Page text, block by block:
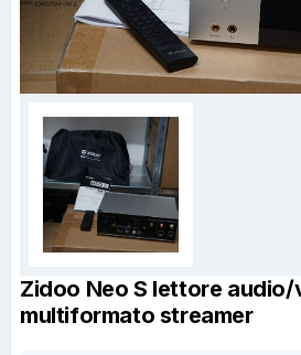
Zidoo Neo S lettore audio/
multiformato streamer